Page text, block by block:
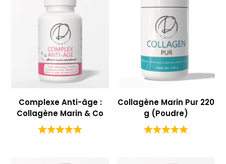
Complexe Anti-âge :
Collagène Marin & Co
Collagène Marin Pur 220
g (Poudre)